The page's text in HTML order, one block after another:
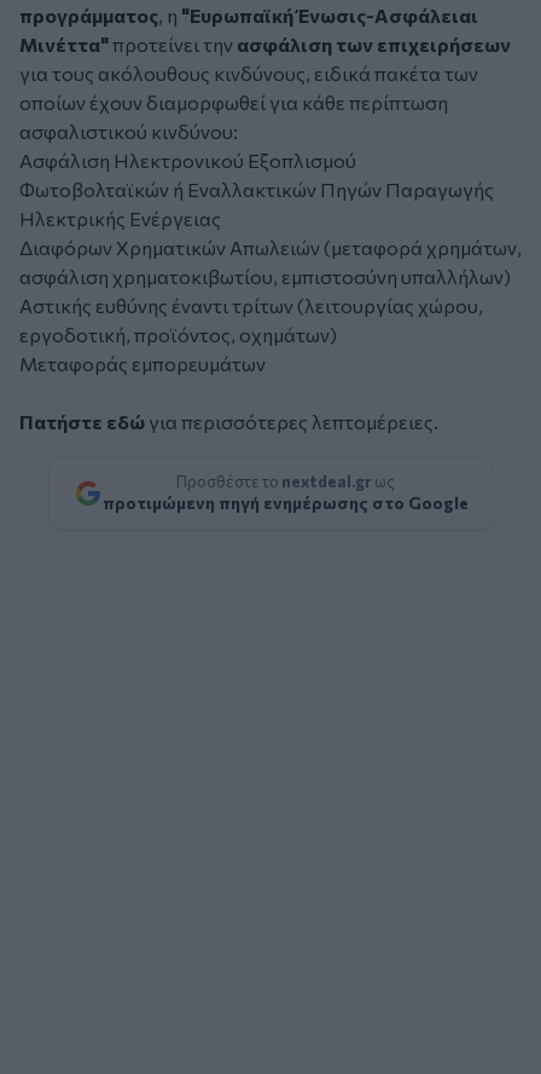
προγράμματος, η "Ευρωπαϊκή Ένωσις-Ασφάλειαι
Μινέττα"προτείνει την ασφάλιση των επιχειρήσεων
για τους ακόλουθους κινδύνους, ειδικά πακέτα των
οποίων έχουν διαμορφωθεί για κάθε περίπτωση
ασφαλιστικού κινδύνου:
Ασφάλιση Ηλεκτρονικού Εξοπλισμού
Φωτοβολταϊκών ή Εναλλακτικών Πηγών Παραγωγής
Ηλεκτρικής Ενέργειας
Διαφόρων Χρηματικών Απωλειών (μεταφορά χρημάτων,
ασφάλιση χρηματοκιβωτίου, εμπιστοσύνη υπαλλήλων)
Αστικής ευθύνης έναντι τρίτων (λειτουργίας χώρου,
εργοδοτική, προϊόντος, οχημάτων)
Μεταφοράς εμπορευμάτων
Πατήστε εδώ για περισσότερες λεπτομέρειες.
Προσθέστε το nextdeal.gr ως
προτιμώμενη πηγή ενημέρωσης στο Google